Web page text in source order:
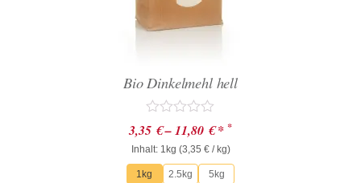
Bio Dinkelmehl hell
Bewertet
mit
0
von
5
3,35 €–11,80 €* *
Inhalt: 1kg (3,35 €/ kg)
1kg 2.5kg 5kg